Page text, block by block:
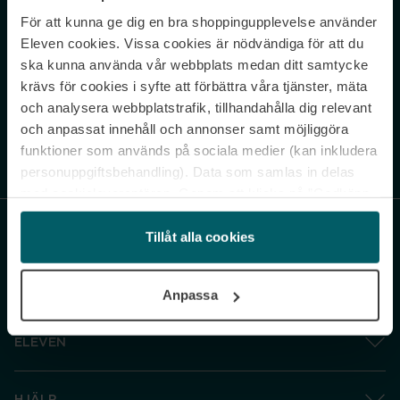
För att kunna ge dig en bra shoppingupplevelse använder
Eleven cookies. Vissa cookies är nödvändiga för att du
ska kunna använda vår webbplats medan ditt samtycke
krävs för cookies i syfte att förbättra våra tjänster, mäta
och analysera webbplatstrafik, tillhandahålla dig relevant
och anpassat innehåll och annonser samt möjliggöra
funktioner som används på sociala medier (kan inkludera
personuppgiftsbehandling). Data som samlas in delas
och gå vidare” accepterar du samtliga cookies medan du
under ”Inställningar” kan anpassa användningen av
cookies. Du kan återkalla ditt samtycke när som helst.
Tillåt alla cookies
Anpassa
Never miss a beat.
Sign up to our newsletter.
Genom att prenumerera accepterar du vår Integritetspolicy. Avprenumerera
ELEVEN